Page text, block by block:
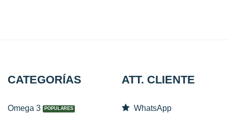
CATEGORÍAS
Omega 3
ATT. CLIENTE
WhatsApp